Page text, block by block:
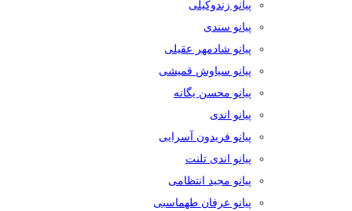
پیانو زندوکیلی
پیانو سندی
پیانو شادمهر عقیلی
پیانو سیاوش قمیشی
پیانو محسن یگانه
پیانو اندی
پیانو فریدون آسرایی
پیانو اندی تلنت
پیانو مجید انتظامی
پیانو عرفان طهماسبی